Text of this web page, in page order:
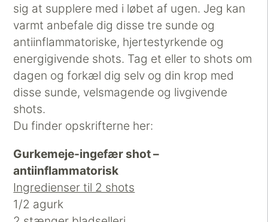
sig at supplere med i løbet af ugen. Jeg kan
varmt anbefale dig disse tre sunde og
antiinflammatoriske, hjertestyrkende og
energigivende shots. Tag et eller to shots om
dagen og forkæl dig selv og din krop med
disse sunde, velsmagende og livgivende
shots.
Du finder opskrifterne her:
Gurkemeje-ingefær shot –
antiinflammatorisk
Ingredienser til 2 shots
1/2 agurk